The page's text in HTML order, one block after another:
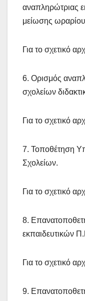
αναπληρώτριας
μείωσης
Για το σχετικό
6. Ορισμός
σχολείων
Για το σχετικό
7. Τοποθέτηση
Σχολείων.
Για το σχετικό
8.
εκπαιδευτικών
Για το σχετικό
9.